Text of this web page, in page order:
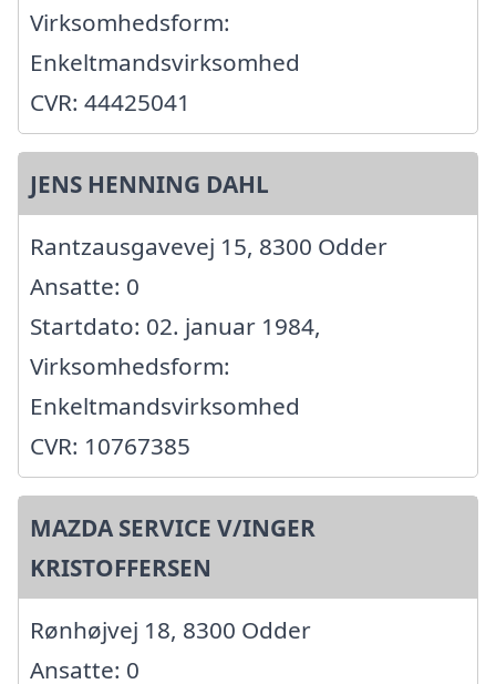
Virksomhedsform:
Enkeltmandsvirksomhed
CVR: 44425041
JENS HENNING DAHL
Rantzausgavevej 15, 8300 Odder
Ansatte: 0
Startdato: 02. januar 1984,
Virksomhedsform:
Enkeltmandsvirksomhed
CVR: 10767385
MAZDA SERVICE V/INGER
KRISTOFFERSEN
Rønhøjvej 18, 8300 Odder
Ansatte: 0